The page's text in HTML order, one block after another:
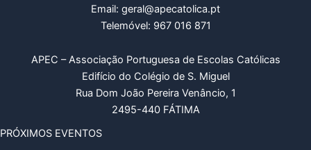
Email: geral@apecatolica.pt
Telemóvel: 967 016 871
APEC – Associação Portuguesa de Escolas Católicas
Edifício do Colégio de S. Miguel
Rua Dom João Pereira Venâncio, 1
2495-440 FÁTIMA
PRÓXIMOS EVENTOS